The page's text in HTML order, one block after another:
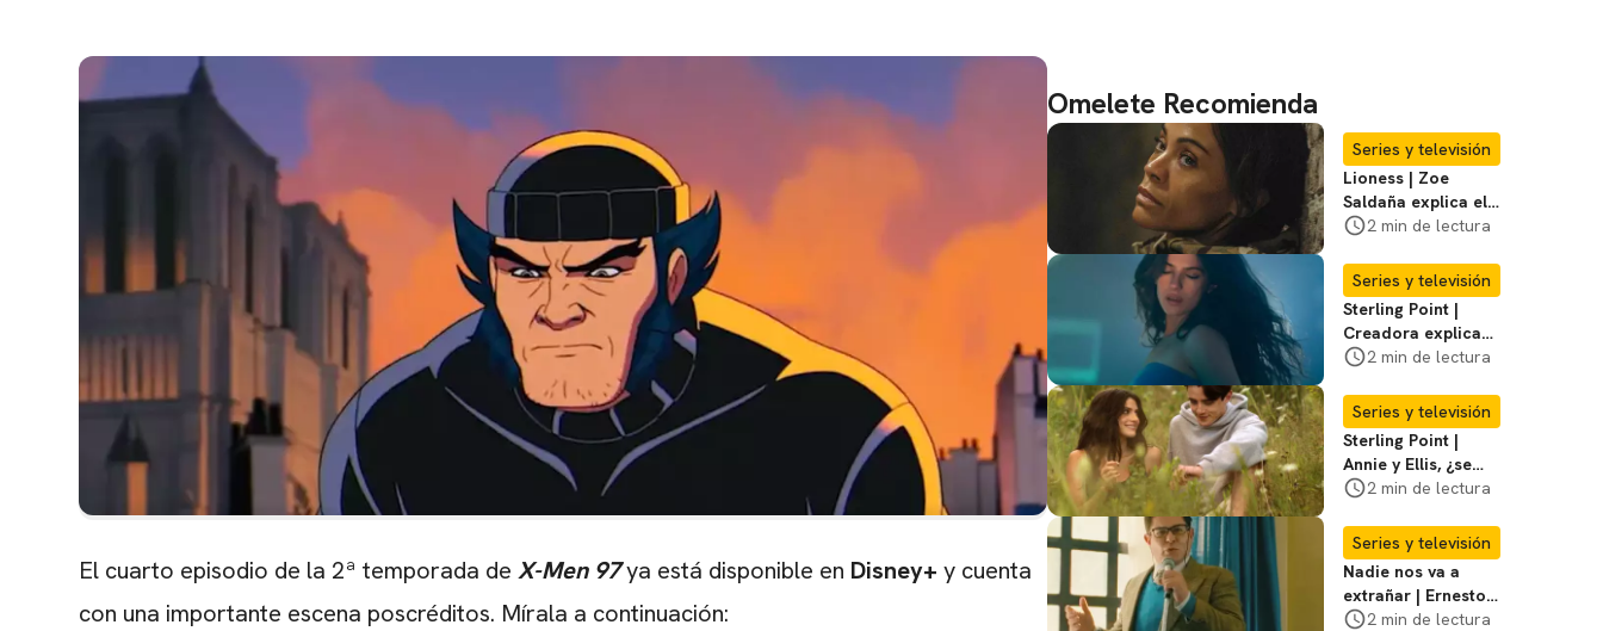
El cuarto episodio de la 2ª temporada de X-Men 97ya está disponible en Disney+ y cuenta
con una importante escena poscréditos. Mírala a continuación:
Omelete Recomienda
Series y televisión
Lioness | Zoe
Saldaña explica el
violento secuestro
temporada 3
2 min de lectura
Series y televisión
Sterling Point |
Creadora explica
momentos clave del
2 min de lectura
Series y televisión
Sterling Point |
Annie y Ellis, ¿se
quedan juntos o
2 min de lectura
Series y televisión
Nadie nos va a
extrañar | Ernesto
Laguardia habla
2 min de lectura